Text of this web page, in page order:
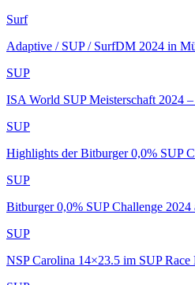
Surf
Adaptive / SUP / SurfDM 2024 in
SUP
ISA World SUP Meisterschaft 2024 –
SUP
Highlights der Bitburger 0,0% SUP
SUP
Bitburger 0,0% SUP Challenge 2024
SUP
NSP Carolina 14×23.5 im SUP Race